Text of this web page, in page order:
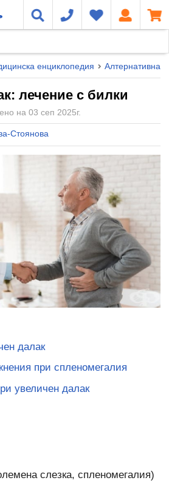
енциклопедия Алтернативна
лечение с билки
на 03 сеп 2025г.
Стоянова
далак
при спленомегалия
увеличен далак
слезка, спленомегалия)